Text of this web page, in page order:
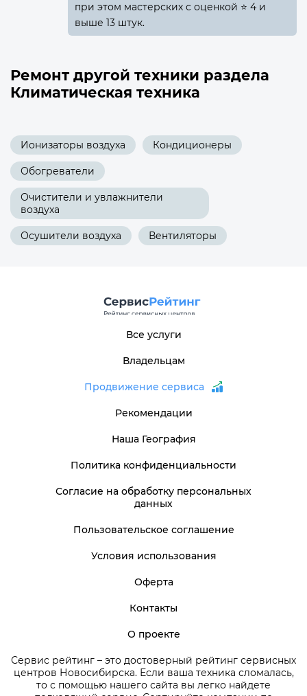
при этом мастерских с оценкой ⭐ 4 и
выше 13 штук.
Ремонт другой техники раздела
Климатическая техника
Ионизаторы воздуха Кондиционеры
Обогреватели
Очистители и увлажнители
воздуха
Осушители воздуха Вентиляторы
Сервис рейтинг – это достоверный рейтинг сервисных
центров Новосибирска. Если ваша техника сломалась,
то с помощью нашего сайта вы легко найдете
Все услуги
Владельцам
Продвижение сервиса
Рекомендации
Наша География
Политика конфиденциальности
Согласие на обработку персональных
данных
Пользовательское соглашение
Условия использования
Оферта
Контакты
О проекте